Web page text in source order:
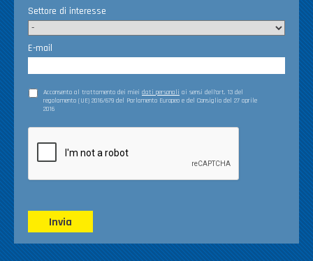
Settore di interesse
E-mail
Acconsento al trattamento dei miei dati personali ai sensi dell’art. 13 del
regolamento (UE) 2016/679 del Parlamento Europeo e del Consiglio del 27 aprile
2016
Invia